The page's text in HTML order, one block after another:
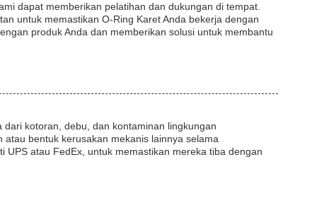
dapat memberikan pelatihan dan dukungan di tempat.
untuk memastikan O-Ring Karet Anda bekerja dengan
produk Anda dan memberikan solusi untuk membantu
kotoran, debu, dan kontaminan lingkungan
bentuk kerusakan mekanis lainnya selama
atau FedEx, untuk memastikan mereka tiba dengan